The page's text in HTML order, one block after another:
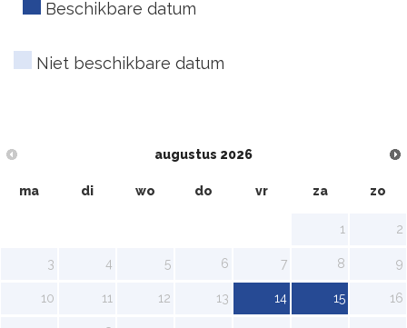
Beschikbare datum
Niet beschikbare datum
augustus 2026
ma di wo do vr za zo
1 2
3 4 5 6 7 8 9
10 11 12 13 14 15 16